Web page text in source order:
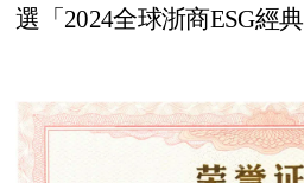
選「2024全球浙商ESG經典